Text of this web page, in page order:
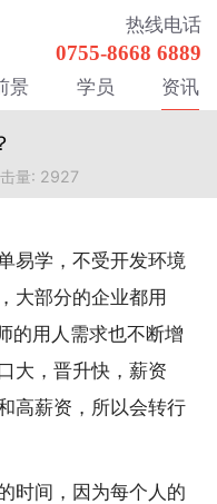
热线电话
0755-8668 6889
景 学员 资讯
量: 2927
易学，不受开发环境
大部分的企业都用
的用人需求也不断增
大，晋升快，薪资
高薪资，所以会转行
时间，因为每个人的